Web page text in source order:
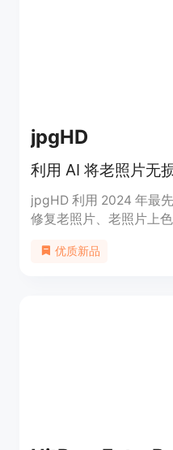
jpgHD
利用 AI 将老照片无
jpgHD 利用 2024 年最
修复老照片、老照片上
先处理。
优质新品